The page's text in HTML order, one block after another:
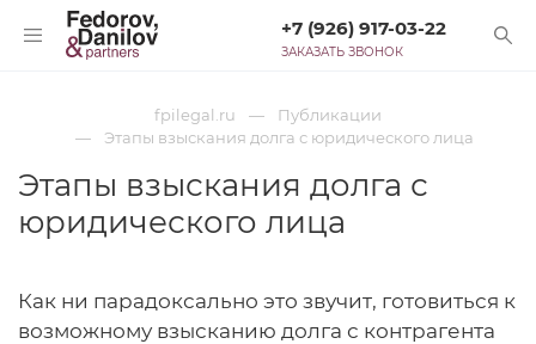
+7 (926) 917-03-22
ЗАКАЗАТЬ ЗВОНОК
fpilegal.ru
Публикации
Этапы взыскания долга с юридического лица
Этапы взыскания долга с
юридического лица
Как ни парадоксально это звучит, готовиться к
возможному взысканию долга с контрагента